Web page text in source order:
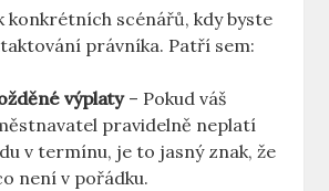
konkrétních scénářů, kdy byste
právníka. Patří sem:
výplaty– Pokud váš
pravidelně neplatí
v termínu, je to jasný znak, že
není v pořádku.